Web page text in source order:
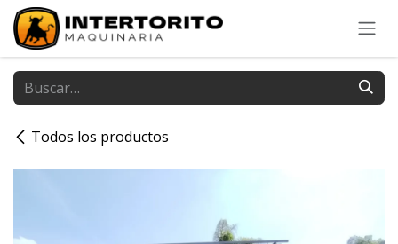
Ir al contenido
Todos los productos